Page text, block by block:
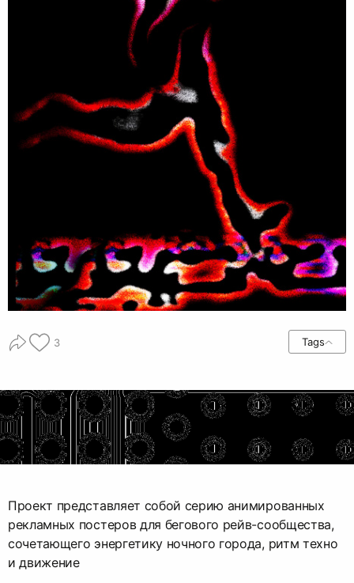
3 Tags
Проект представляет собой серию анимированных
рекламных постеров для бегового рейв-сообщества,
сочетающего энергетику ночного города, ритм техно
и движение